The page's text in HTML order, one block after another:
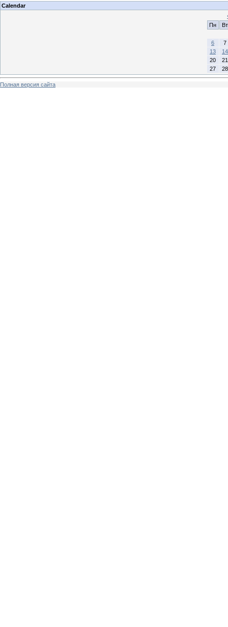
Calendar
Пн
Вт
6
7
13
14
20
21
27
28
Полная версия сайта